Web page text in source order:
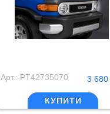
Арт.: PT42735070 3 680
КУПИТИ